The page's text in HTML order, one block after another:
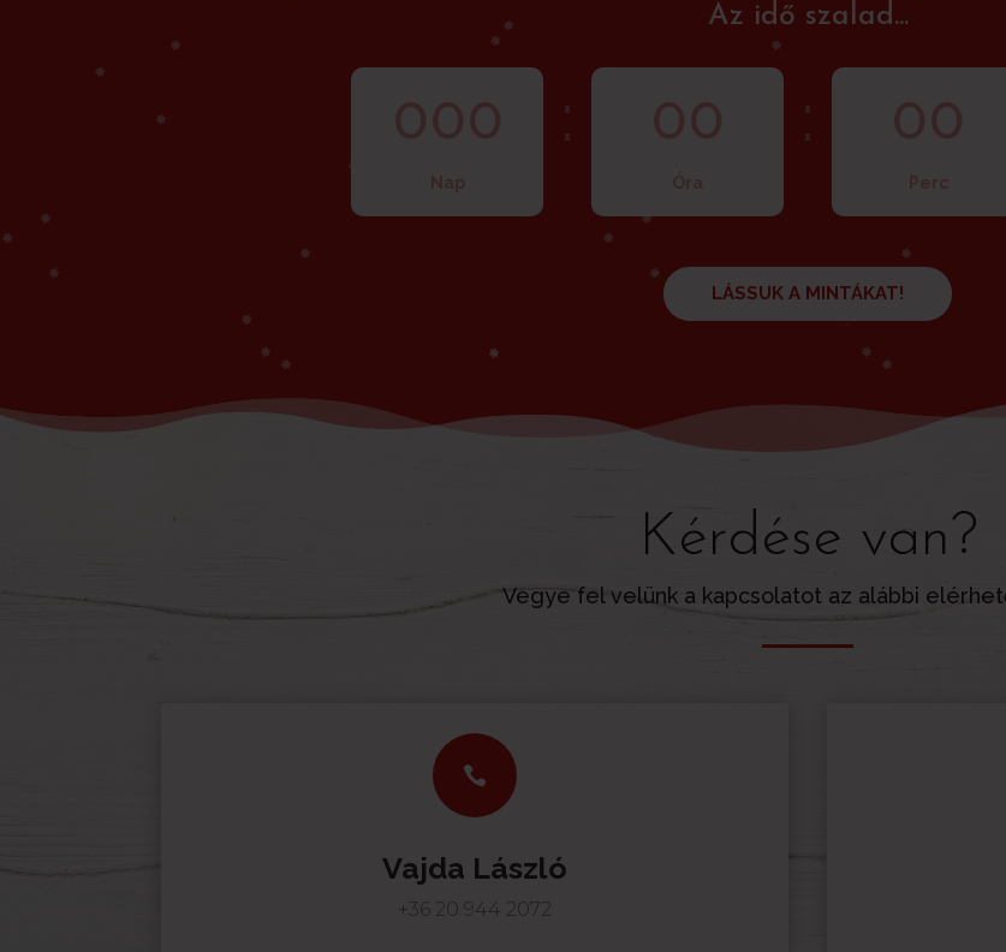
Az idő szalad...
LÁSSUK A MINTÁKAT!
Kérdése van?
Vegye fel velünk a kapcsolatot az alábbi

Vajda László
+36 20 944 2072